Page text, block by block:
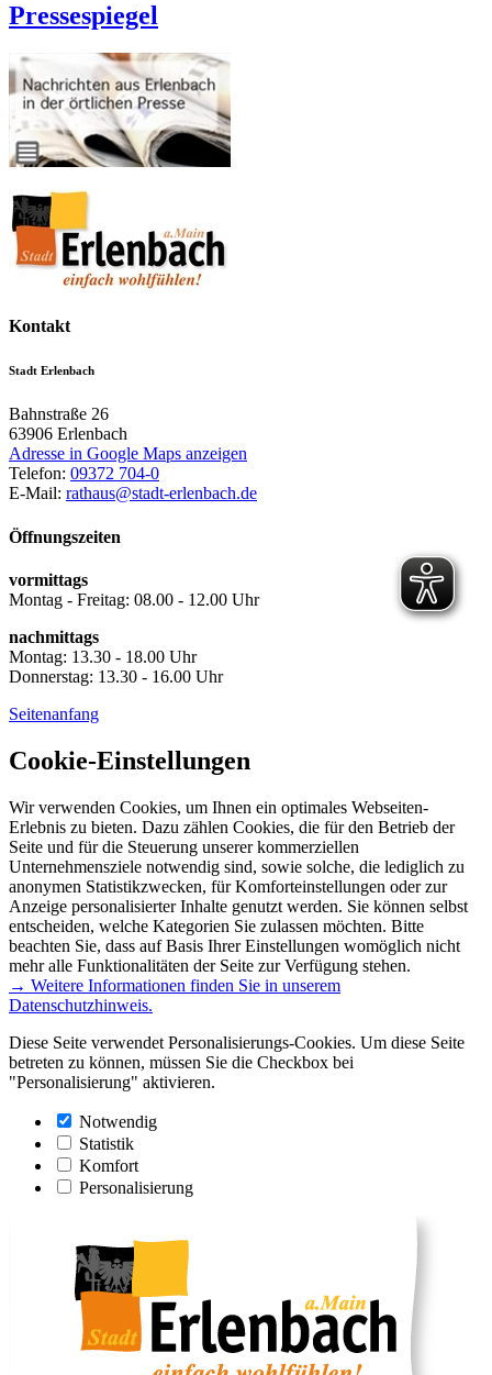
Pressespiegel
Kontakt
Stadt Erlenbach
Bahnstraße 26
63906 Erlenbach
Adresse in Google Maps anzeigen
Telefon: 09372 704-0
E-Mail: rathaus@stadt-erlenbach.de
Öffnungszeiten
vormittags
Montag - Freitag: 08.00 - 12.00 Uhr
nachmittags
Montag: 13.30 - 18.00 Uhr
Donnerstag: 13.30 - 16.00 Uhr
Seitenanfang
Cookie-Einstellungen
Wir verwenden Cookies, um Ihnen ein optimales Webseiten-
Erlebnis zu bieten. Dazu zählen Cookies, die für den Betrieb der
Seite und für die Steuerung unserer kommerziellen
Unternehmensziele notwendig sind, sowie solche, die lediglich zu
anonymen Statistikzwecken, für Komforteinstellungen oder zur
Anzeige personalisierter Inhalte genutzt werden. Sie können selbst
entscheiden, welche Kategorien Sie zulassen möchten. Bitte
beachten Sie, dass auf Basis Ihrer Einstellungen womöglich nicht
mehr alle Funktionalitäten der Seite zur Verfügung stehen.
→ Weitere Informationen finden Sie in unserem
Datenschutzhinweis.
Diese Seite verwendet Personalisierungs-Cookies. Um diese Seite
betreten zu können, müssen Sie die Checkbox bei
"Personalisierung" aktivieren.
Notwendig
Statistik
Komfort
Personalisierung